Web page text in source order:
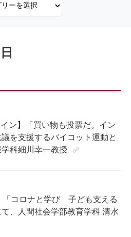
ン】「買い物も投票だ。イン
を支援するバイコット運動と
科細川幸一教授
「コロナと学び 子ども支える
、人間社会学部教育学科 清水